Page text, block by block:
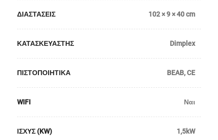
ΔΙΑΣΤΑΣΕΙΣ 102 × 9 × 40 cm
ΚΑΤΑΣΚΕΥΑΣΤΗΣ Dimplex
ΠΙΣΤΟΠΟΙΗΤΙΚΑ BEAB,CE
WIFI Ναι
ΙΣΧΥΣ (KW) 1,5kW